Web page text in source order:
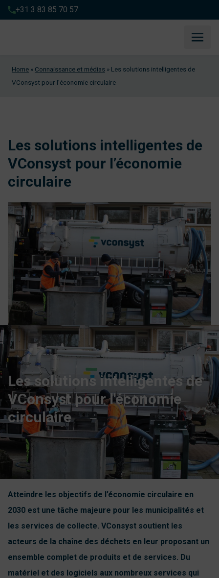
+31 3 83 85 70 57
Home » Connaissance et médias » Les solutions intelligentes de
VConsyst pour l’économie circulaire
Les solutions intelligentes de
VConsyst pour l’économie
circulaire
Les solutions intelligentes de
VConsyst pour l'économie
circulaire
Atteindre les objectifs de l’économie circulaire en
2030 est une tâche majeure pour les municipalités et
les services de collecte. VConsyst soutient les
acteurs de la chaîne des déchets en leur proposant un
ensemble complet de produits et de services. Du
matériel et des logiciels aux nombreux services qui